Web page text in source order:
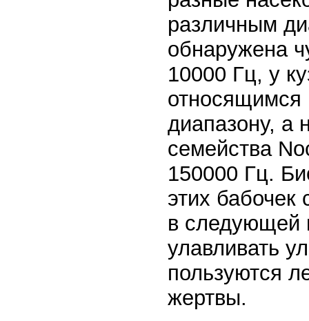
различным
обнаружена
10000 Гц, у
относящимся
диапазону, а
семейства
150000 Гц.
этих бабочек
в следующей
улавливать
пользуются
жертвы.